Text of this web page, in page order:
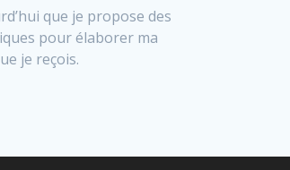
que je propose des
pour élaborer ma
je reçois.